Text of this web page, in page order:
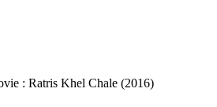
: Ratris Khel Chale (2016)